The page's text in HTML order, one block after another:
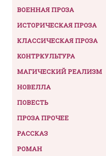
ВОЕННАЯ ПРОЗА
ИСТОРИЧЕСКАЯ ПРОЗА
КЛАССИЧЕСКАЯ ПРОЗА
КОНТРКУЛЬТУРА
МАГИЧЕСКИЙ РЕАЛИЗМ
НОВЕЛЛА
ПОВЕСТЬ
ПРОЗА ПРОЧЕЕ
РАССКАЗ
РОМАН